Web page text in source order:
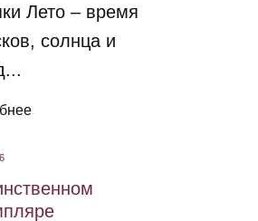
Лето – время
солнца и